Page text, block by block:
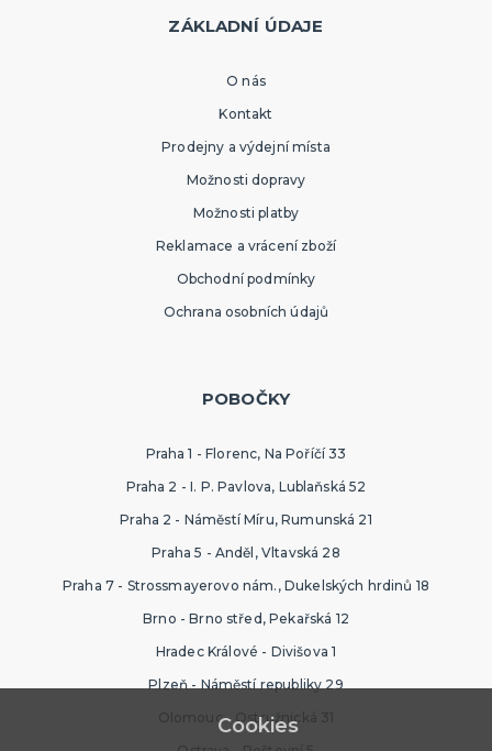
ZÁKLADNÍ ÚDAJE
O nás
Kontakt
Prodejny a výdejní místa
Možnosti dopravy
Možnosti platby
Reklamace a vrácení zboží
Obchodní podmínky
Ochrana osobních údajů
POBOČKY
Praha 1 - Florenc, Na Poříčí 33
Praha 2 - I. P. Pavlova, Lublaňská 52
Praha 2 - Náměstí Míru, Rumunská 21
Praha 5 - Anděl, Vltavská 28
Praha 7 - Strossmayerovo nám., Dukelských hrdinů 18
Brno - Brno střed, Pekařská 12
Hradec Králové - Divišova 1
Plzeň - Náměstí republiky 29
Olomouc - Ostružnická 31
Cookies